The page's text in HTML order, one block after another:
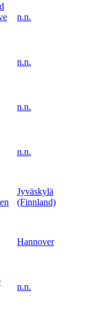
n.n.
n.n.
n.n.
n.n.
Jyväskylä
(Finnland)
Hannover
n.n.